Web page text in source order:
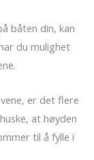
båten din, kan
du mulighet
er det flere
at høyden
til å fylle i